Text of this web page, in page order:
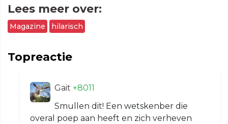
Lees meer over:
Magazine hilarisch
Topreactie
Gait +8011
Smullen dit! Een wetskenber die
overal poep aan heeft en zich verheven